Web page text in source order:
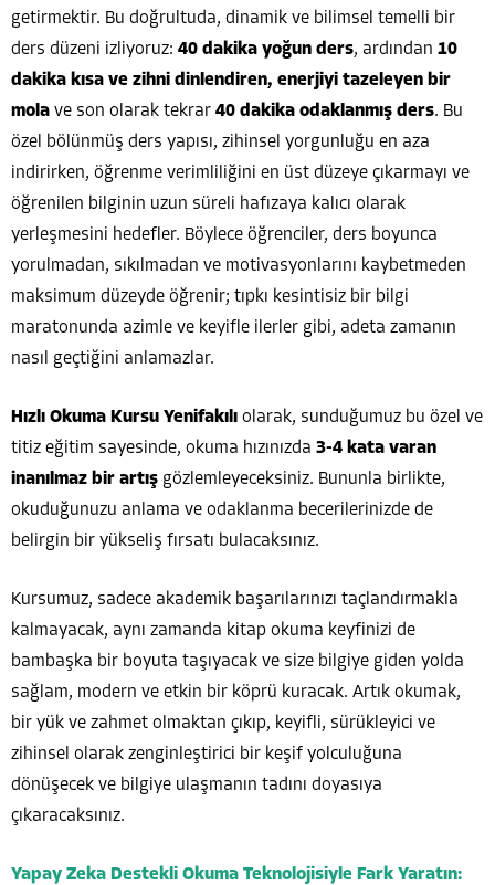
getirmektir. Bu doğrultuda, dinamik ve bilimsel temelli bir
ders düzeni izliyoruz: 40 dakika yoğun ders, ardından 10
dakika kısa ve zihni dinlendiren, enerjiyi tazeleyen bir
mola ve son olarak tekrar 40 dakika odaklanmış ders. Bu
özel bölünmüş ders yapısı, zihinsel yorgunluğu en aza
indirirken, öğrenme verimliliğini en üst düzeye çıkarmayı ve
öğrenilen bilginin uzun süreli hafızaya kalıcı olarak
yerleşmesini hedefler. Böylece öğrenciler, ders boyunca
yorulmadan, sıkılmadan ve motivasyonlarını kaybetmeden
maksimum düzeyde öğrenir; tıpkı kesintisiz bir bilgi
maratonunda azimle ve keyifle ilerler gibi, adeta zamanın
nasıl geçtiğini anlamazlar.
Hızlı Okuma Kursu Yenifakılı olarak, sunduğumuz bu özel ve
titiz eğitim sayesinde, okuma hızınızda 3-4 kata varan
inanılmaz bir artış gözlemleyeceksiniz. Bununla birlikte,
okuduğunuzu anlama ve odaklanma becerilerinizde de
belirgin bir yükseliş fırsatı bulacaksınız.
Kursumuz, sadece akademik başarılarınızı taçlandırmakla
kalmayacak, aynı zamanda kitap okuma keyfinizi de
bambaşka bir boyuta taşıyacak ve size bilgiye giden yolda
sağlam, modern ve etkin bir köprü kuracak. Artık okumak,
bir yük ve zahmet olmaktan çıkıp, keyifli, sürükleyici ve
zihinsel olarak zenginleştirici bir keşif yolculuğuna
dönüşecek ve bilgiye ulaşmanın tadını doyasıya
çıkaracaksınız.
Yapay Zeka Destekli Okuma Teknolojisiyle Fark Yaratın: